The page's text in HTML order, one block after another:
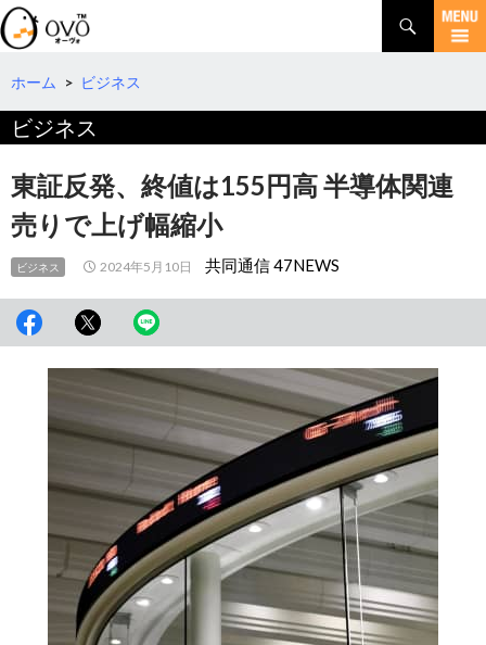
検
索
コ
テ
へ
移
動
ホーム > ビジネス
ビジネス
東証反発、終値は155円高 半導体関連
売りで上げ幅縮小
ビジネス 2024年5月10日 共同通信 47NEWS